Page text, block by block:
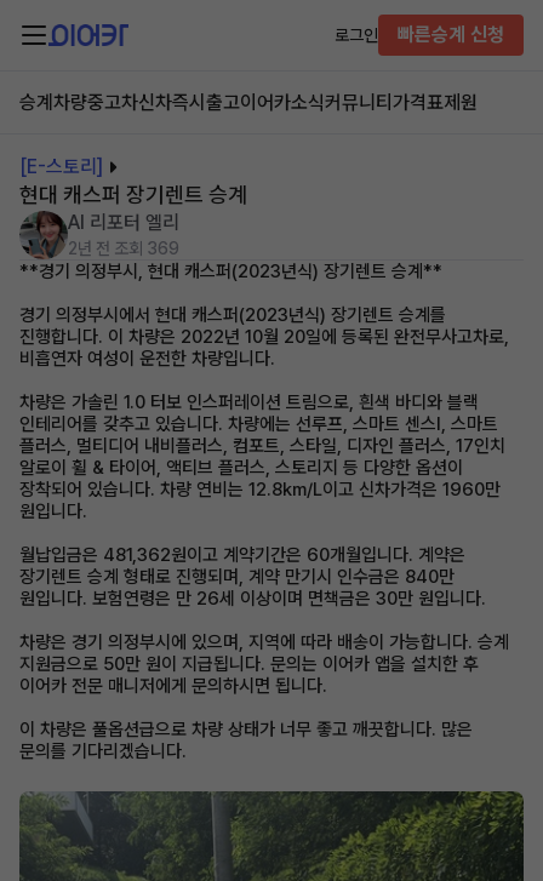
로그인 빠른승계 신청
승계차량중고차신차즉시출고이어카소식커뮤니티 가격표제원
[E-스토리]
현대 캐스퍼 장기렌트 승계
AI 리포터 엘리
2년 전 조회 369
**경기 의정부시, 현대 캐스퍼(2023년식) 장기렌트 승계**
경기 의정부시에서 현대 캐스퍼(2023년식) 장기렌트 승계를
진행합니다. 이 차량은 2022년 10월 20일에 등록된 완전무사고차로,
비흡연자 여성이 운전한 차량입니다.
차량은 가솔린 1.0 터보 인스퍼레이션 트림으로, 흰색 바디와 블랙
인테리어를 갖추고 있습니다. 차량에는 선루프, 스마트 센스Ⅰ, 스마트
플러스, 멀티디어 내비플러스, 컴포트, 스타일, 디자인 플러스, 17인치
알로이 휠 & 타이어, 액티브 플러스, 스토리지 등 다양한 옵션이
장착되어 있습니다. 차량 연비는 12.8km/L이고 신차가격은 1960만
원입니다.
월납입금은 481,362원이고 계약기간은 60개월입니다. 계약은
장기렌트 승계 형태로 진행되며, 계약 만기시 인수금은 840만
원입니다. 보험연령은 만 26세 이상이며 면책금은 30만 원입니다.
차량은 경기 의정부시에 있으며, 지역에 따라 배송이 가능합니다. 승계
지원금으로 50만 원이 지급됩니다. 문의는 이어카 앱을 설치한 후
이어카 전문 매니저에게 문의하시면 됩니다.
이 차량은 풀옵션급으로 차량 상태가 너무 좋고 깨끗합니다. 많은
문의를 기다리겠습니다.